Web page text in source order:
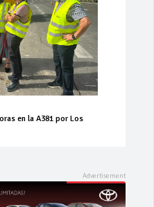
en la A381 por Los